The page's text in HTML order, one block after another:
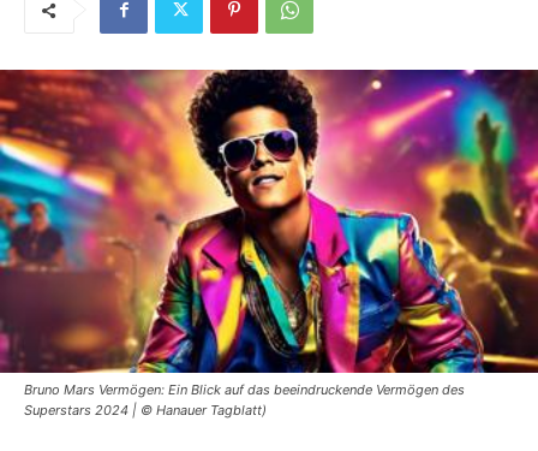
Bruno Mars Vermögen: Ein Blick auf das beeindruckende Vermögen des
Superstars 2024 | © Hanauer Tagblatt)